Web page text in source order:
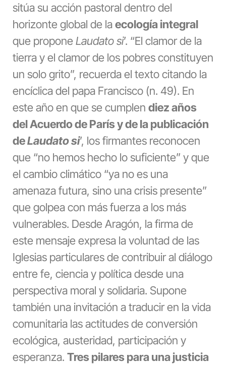
sitúa su acción pastoral dentro del
horizonte global de laecología integral
que propone Laudato si’. “El clamor de la
tierra y el clamor de los pobres constituyen
un solo grito”, recuerda el texto citando la
encíclica del papa Francisco (n. 49). En
este año en que se cumplen diez años
del Acuerdo de París y de la publicación
deLaudato si’, los firmantes reconocen
que “no hemos hecho lo suficiente” y que
el cambio climático “ya no es una
amenaza futura, sino una crisis presente”
que golpea con más fuerza a los más
vulnerables. Desde Aragón, la firma de
este mensaje expresa la voluntad de las
Iglesias particulares de contribuir al diálogo
entre fe, ciencia y política desde una
perspectiva moral y solidaria. Supone
también una invitación a traducir en la vida
comunitaria las actitudes de conversión
ecológica, austeridad, participación y
esperanza. Tres pilares para una justicia